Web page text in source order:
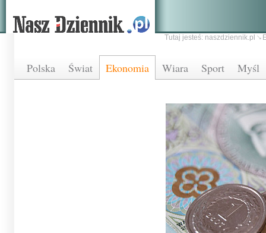
Polska Świat Ekonomia Wiara Sport Myśl
Tutaj jesteś: naszdziennik.pl